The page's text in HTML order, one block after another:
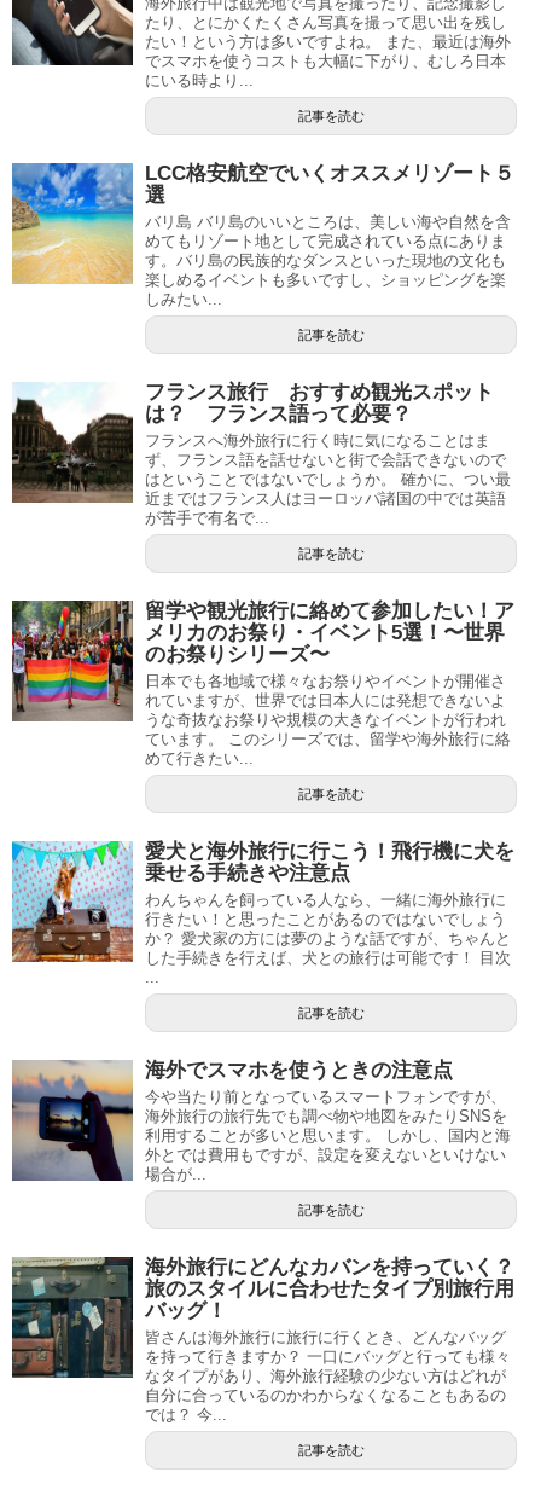
たり、とにかくたくさん写真を撮って思い出を残し
たい！という方は多いですよね。 また、最近は海外
でスマホを使うコストも大幅に下がり、むしろ日本
にいる時より...
記事を読む
LCC格安航空でいくオススメリゾート５
選
バリ島 バリ島のいいところは、美しい海や自然を含
めてもリゾート地として完成されている点にありま
す。バリ島の民族的なダンスといった現地の文化も
楽しめるイベントも多いですし、ショッピングを楽
しみたい...
記事を読む
フランス旅行 おすすめ観光スポット
は？ フランス語って必要？
フランスへ海外旅行に行く時に気になることはま
ず、フランス語を話せないと街で会話できないので
はということではないでしょうか。 確かに、つい最
近まではフランス人はヨーロッパ諸国の中では英語
が苦手で有名で...
記事を読む
留学や観光旅行に絡めて参加したい！ア
メリカのお祭り・イベント5選！〜世界
のお祭りシリーズ〜
日本でも各地域で様々なお祭りやイベントが開催さ
れていますが、世界では日本人には発想できないよ
うな奇抜なお祭りや規模の大きなイベントが行われ
ています。 このシリーズでは、留学や海外旅行に絡
めて行きたい...
記事を読む
愛犬と海外旅行に行こう！飛行機に犬を
乗せる手続きや注意点
わんちゃんを飼っている人なら、一緒に海外旅行に
行きたい！と思ったことがあるのではないでしょう
か？ 愛犬家の方には夢のような話ですが、ちゃんと
した手続きを行えば、犬との旅行は可能です！ 目次
...
記事を読む
海外でスマホを使うときの注意点
今や当たり前となっているスマートフォンですが、
海外旅行の旅行先でも調べ物や地図をみたりSNSを
利用することが多いと思います。 しかし、国内と海
外とでは費用もですが、設定を変えないといけない
場合が...
記事を読む
海外旅行にどんなカバンを持っていく？
旅のスタイルに合わせたタイプ別旅行用
バッグ！
皆さんは海外旅行に旅行に行くとき、どんなバッグ
を持って行きますか？ 一口にバッグと行っても様々
なタイプがあり、海外旅行経験の少ない方はどれが
自分に合っているのかわからなくなることもあるの
では？ 今...
記事を読む